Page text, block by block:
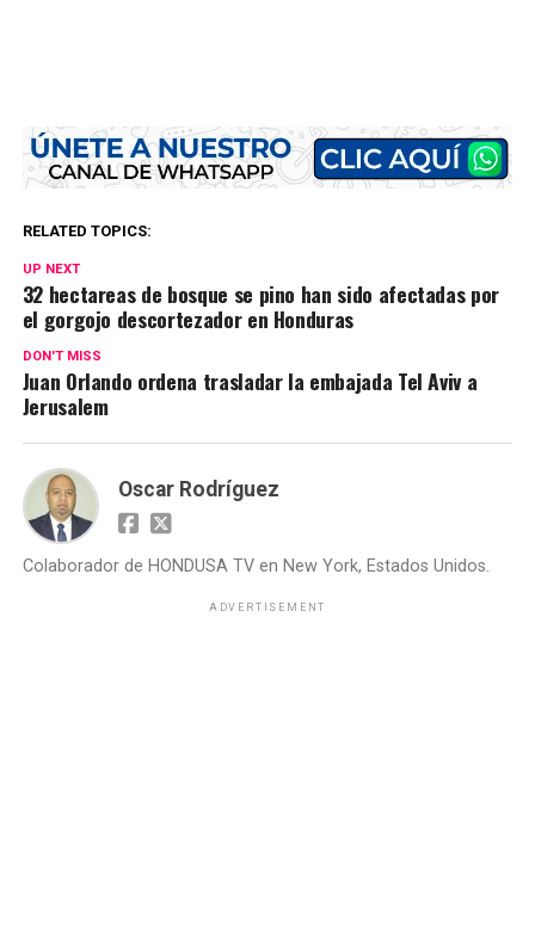
RELATED TOPICS:
UP NEXT
32 hectareas de bosque se pino han sido afectadas por
el gorgojo descortezador en Honduras
DON'T MISS
Juan Orlando ordena trasladar la embajada Tel Aviv a
Jerusalem
Oscar Rodríguez
Colaborador de HONDUSA TV en New York, Estados Unidos.
ADVERTISEMENT